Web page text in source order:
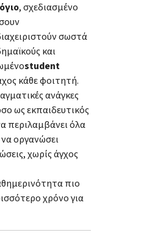
, σχεδιασμένο
σωστά
και
student
κάθε φοιτητή.
ανάγκες
ως εκπαιδευτικός
περιλαμβάνει όλα
οργανώσει
χωρίς άγχος
πιο
χρόνο για